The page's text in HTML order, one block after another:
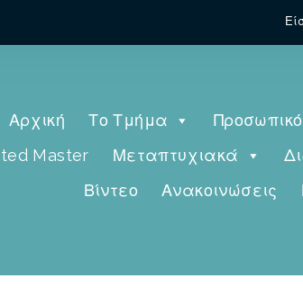
Αρχική Το Τμήμα Προσωπικό
Master
Μεταπτυχιακά
Βίντεο
Ανακοινώσεις